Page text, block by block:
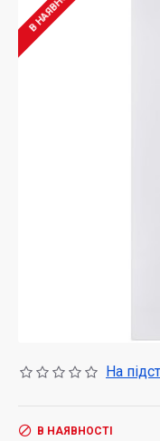
На
В НАЯВНОСТІ